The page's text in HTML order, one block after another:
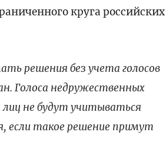
круга российских
решения без учета голосов
Голоса недружественных
лиц не будут учитываться
если такое решение примут